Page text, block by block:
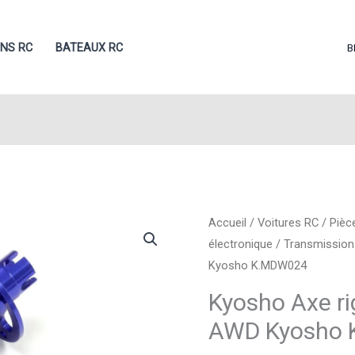
RC BATEAUX RC
Accueil /Voitures RC /
électronique /Transmission
Kyosho K.MDW024
Kyosho Axe
AWD Kyosho